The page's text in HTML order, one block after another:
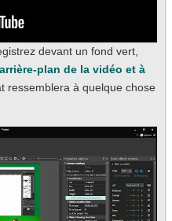
devant un fond vert,
plan de la vidéo et à
ressemblera à quelque chose